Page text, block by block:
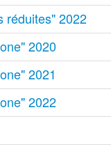
réduites" 2022
2020
2021
2022